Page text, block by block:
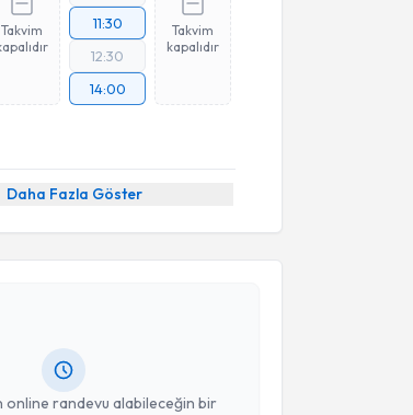
Takvim
11:30
12:30
14:00
Takvim
kapalıdır
Daha Fazla Göster
online randevu alabileceğin bir